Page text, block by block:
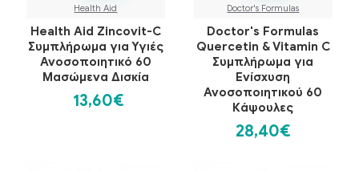
Health Aid
Health Aid Zincovit-C
Συμπλήρωμα για Υγιές
Ανοσοποιητικό 60
Μασώμενα Δισκία
13,60€
Doctor's Formulas
Doctor's Formulas
Quercetin & Vitamin C
Συμπλήρωμα για
Ενίσχυση
Ανοσοποιητικού 60
Κάψουλες
28,40€